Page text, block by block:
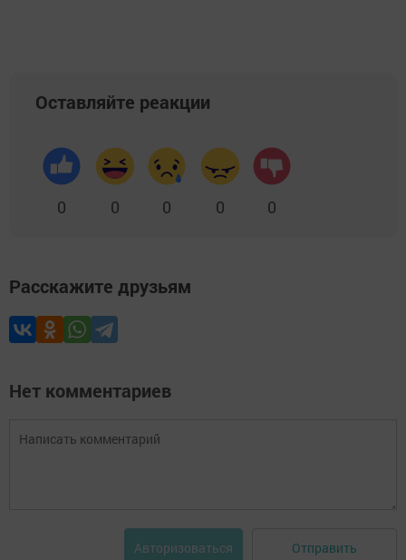
Оставляйте реакции
0 0 0 0 0
Расскажите друзьям
Нет комментариев
Авторизоваться Отправить